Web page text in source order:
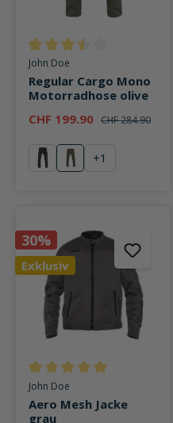
Durchschnittliche
John Doe
Regular Cargo Mono
Motorradhose olive
CHF 199.90 CHF 284.90
schwarzolive
+1
30%
Exklusiv
Durchschnittliche
John Doe
Aero Mesh Jacke
grau